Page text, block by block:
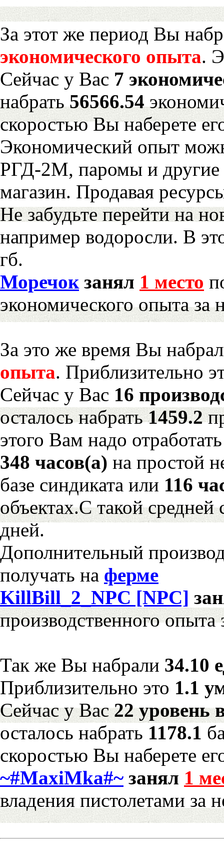
За этот же период Вы
экономического опыта.
Сейчас у Вас 7
набрать56566.54
скоростью Вы наберете
Экономический опыт
РГД-2М, паромы и другие
магазин. Продавая
Не забудьте перейти на
например водоросли. В
гб.
Моречокзанял 1 место
экономического опыта за
За это же время Вы
опыта. Приблизительно
Сейчас у Вас 16
осталось набрать1459.2
этого Вам надо отработать
348 часов(а) на простой
базе синдиката или 116
объектах.С такой
дней.
Дополнительный
получать на ферме
KillBill_2_NPC [NPC]
производственного опыта
Так же Вы набрали 34.10
Приблизительно это 1.1
Сейчас у Вас22 уровень
осталось набрать 1178.1
скоростью Вы наберете
~#MaxiMka#~ занял 1
владения пистолетами за